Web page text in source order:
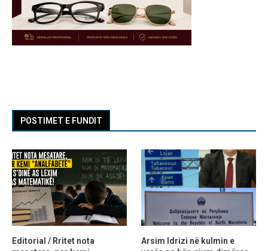
POSTIMET E FUNDIT
Editorial / Rritet nota
Arsim Idrizi në kulmin e